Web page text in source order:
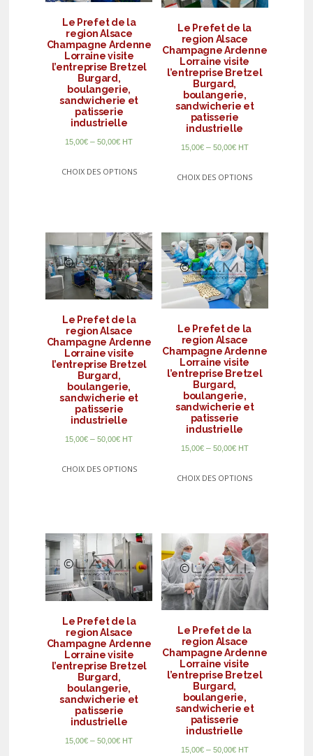
Le Prefet de la
region Alsace
Champagne Ardenne
Lorraine visite
l’entreprise Bretzel
Burgard,
boulangerie,
sandwicherie et
patisserie
industrielle
15,00€ –50,00€ HT
CHOIX DES OPTIONS
Le Prefet de la
region Alsace
Champagne Ardenne
Lorraine visite
l’entreprise Bretzel
Burgard,
boulangerie,
sandwicherie et
patisserie
industrielle
15,00€– 50,00€ HT
CHOIX DES OPTIONS
Le Prefet de la
region Alsace
Champagne Ardenne
Lorraine visite
l’entreprise Bretzel
Burgard,
boulangerie,
sandwicherie et
patisserie
industrielle
15,00€ –50,00€ HT
CHOIX DES OPTIONS
Le Prefet de la
region Alsace
Champagne Ardenne
Lorraine visite
l’entreprise Bretzel
Burgard,
boulangerie,
sandwicherie et
patisserie
industrielle
15,00€– 50,00€ HT
CHOIX DES OPTIONS
Le Prefet de la
region Alsace
Champagne Ardenne
Lorraine visite
l’entreprise Bretzel
Burgard,
boulangerie,
sandwicherie et
patisserie
industrielle
15,00€ –50,00€ HT
Le Prefet de la
region Alsace
Champagne Ardenne
Lorraine visite
l’entreprise Bretzel
Burgard,
boulangerie,
sandwicherie et
patisserie
industrielle
15,00€– 50,00€ HT